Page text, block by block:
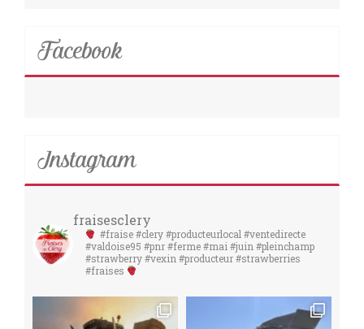
Facebook
Instagram
fraisesclery
#fraise #clery #producteurlocal #ventedirecte
#valdoise95 #pnr #ferme #mai #juin #pleinchamp
#strawberry #vexin #producteur #strawberries
#fraises